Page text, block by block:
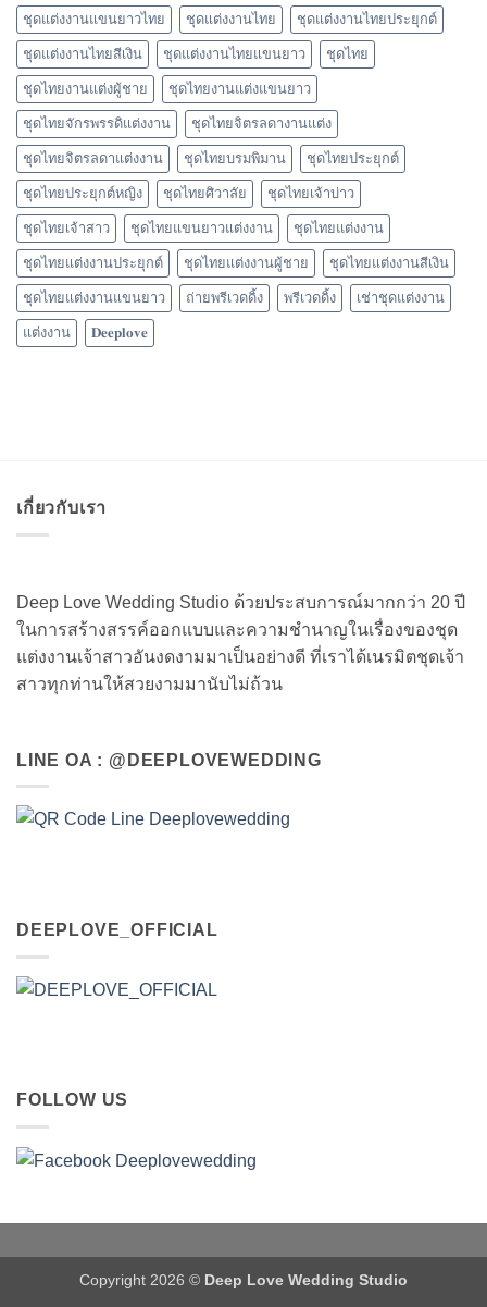
ชุดแต่งงานแขนยาวไทย ชุดแต่งงานไทย ชุดแต่งงานไทยประยุกต์
ชุดแต่งงานไทยสีเงิน ชุดแต่งงานไทยแขนยาว ชุดไทย
ชุดไทยงานแต่งผู้ชาย ชุดไทยงานแต่งแขนยาว
ชุดไทยจักรพรรดิแต่งงาน ชุดไทยจิตรลดางานแต่ง
ชุดไทยจิตรลดาแต่งงาน ชุดไทยบรมพิมาน ชุดไทยประยุกต์
ชุดไทยประยุกต์หญิง ชุดไทยศิวาลัย ชุดไทยเจ้าบ่าว
ชุดไทยเจ้าสาว ชุดไทยแขนยาวแต่งงาน ชุดไทยแต่งงาน
ชุดไทยแต่งงานประยุกต์ ชุดไทยแต่งงานผู้ชาย ชุดไทยแต่งงานสีเงิน
ชุดไทยแต่งงานแขนยาว ถ่ายพรีเวดดิ้ง พรีเวดดิ้ง เช่าชุดแต่งงาน
แต่งงาน 𝐃𝐞𝐞𝐩𝐥𝐨𝐯𝐞
เกี่ยวกับเรา
Deep Love Wedding Studio ด้วยประสบการณ์มากกว่า 20 ปี
ในการสร้างสรรค์ออกแบบและความชำนาญในเรื่องของชุด
แต่งงานเจ้าสาวอันงดงามมาเป็นอย่างดี ที่เราได้เนรมิตชุดเจ้า
สาวทุกท่านให้สวยงามมานับไม่ถ้วน
LINE OA : @DEEPLOVEWEDDING
DEEPLOVE_OFFICIAL
FOLLOW US
Copyright 2026 © Deep Love Wedding Studio